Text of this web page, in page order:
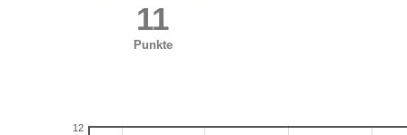
11
Punkte
12